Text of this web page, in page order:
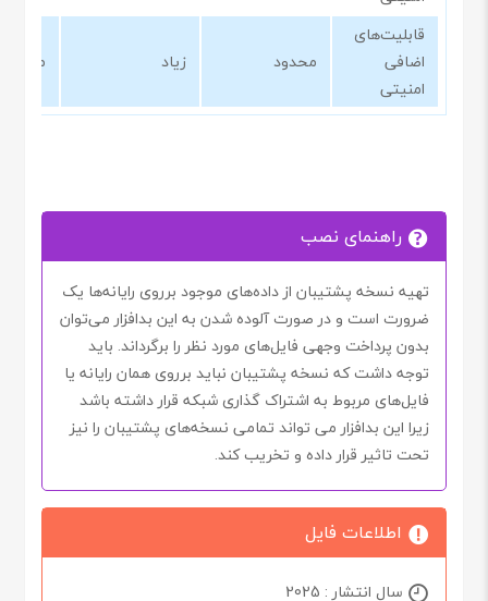
قابلیت‌های
اضافی
امنیتی
محدود زیاد
راهنمای نصب
تهیه نسخه پشتیبان از داده‌های موجود برروی رایانه‌ها یک
ضرورت است و در صورت آلوده شدن به این بدافزار می‌توان
بدون پرداخت وجهی فایل‌های مورد نظر را برگرداند. باید
توجه داشت که نسخه پشتیبان نباید برروی همان رایانه یا
فایل‌های مربوط به اشتراک گذاری شبکه قرار داشته باشد
زیرا این بدافزار می تواند تمامی نسخه‌های پشتیبان را نیز
تحت تاثیر قرار داده و تخریب کند.
اطلاعات فایل
سال انتشار : 2025